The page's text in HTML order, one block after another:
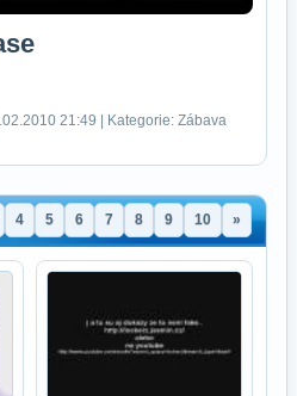
21:49 | Kategorie: Zábava
4 5 6 7 8 9 10 »